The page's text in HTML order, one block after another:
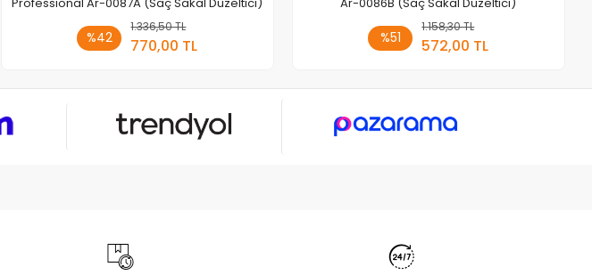
%42
1.336,50 TL
770,00 TL
Sepete Ekle
%51
1.158,30 TL
572,00 TL
Sepete Ekle